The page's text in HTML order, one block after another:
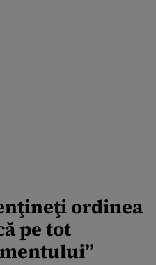
ordinea
pe tot